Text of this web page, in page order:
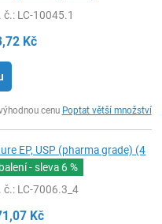
č.: LC-10045.1
Kč
cenu Poptat větší množství
EP, USP (pharma grade) (4
- sleva6 %
č.: LC-7006.3_4
Kč